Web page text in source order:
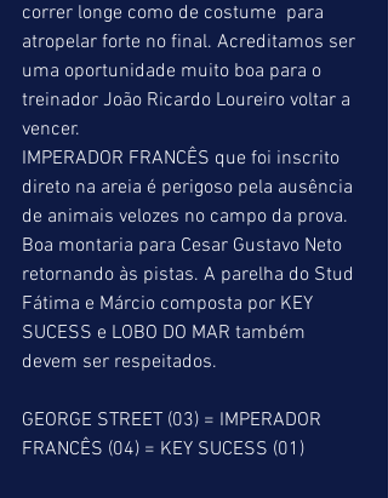
correr longe como de costume  para
atropelar forte no final. Acreditamos ser
uma oportunidade muito boa para o
treinador João Ricardo Loureiro voltar a
vencer.
IMPERADOR FRANCÊS que foi inscrito
direto na areia é perigoso pela ausência
de animais velozes no campo da prova.
Boa montaria para Cesar Gustavo Neto
retornando às pistas. A parelha do Stud
Fátima e Márcio composta por KEY
SUCESS e LOBO DO MAR também
devem ser respeitados.
GEORGE STREET (03) = IMPERADOR
FRANCÊS (04) = KEY SUCESS (01)